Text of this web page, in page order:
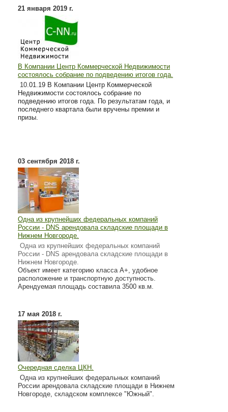
21 января 2019 г.
В Компании Центр Коммерческой Недвижимости
состоялось собрание по подведению итогов года.
10.01.19 В Компании Центр Коммерческой
Недвижимости состоялось собрание по
подведению итогов года. По результатам года, и
последнего квартала были вручены премии и
призы.
03 сентября 2018 г.
Одна из крупнейших федеральных компаний
России - DNS арендовала складские площади в
Нижнем Новгороде.
Одна из крупнейших федеральных компаний
России - DNS арендовала складские площади в
Нижнем Новгороде.
Объект имеет категорию класса А+, удобное
расположение и транспортную доступность.
Арендуемая площадь составила 3500 кв.м.
17 мая 2018 г.
Очередная сделка ЦКН.
Одна из крупнейших федеральных компаний
России арендовала складские площади в Нижнем
Новгороде, складском комплексе "Южный".